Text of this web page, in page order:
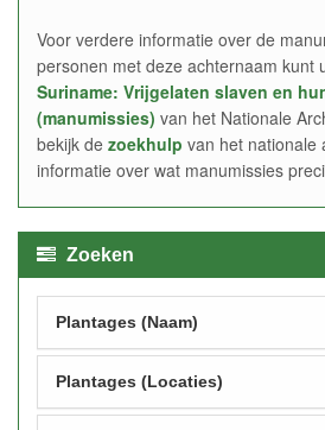
Voor verdere informatie over de
personen met deze achternaam kunt
Suriname: Vrijgelaten slaven en
(manumissies) van het Nationale
bekijk de zoekhulp van het nationale
informatie over wat manumissies
Zoeken
Plantages (Naam)
Plantages (Locaties)